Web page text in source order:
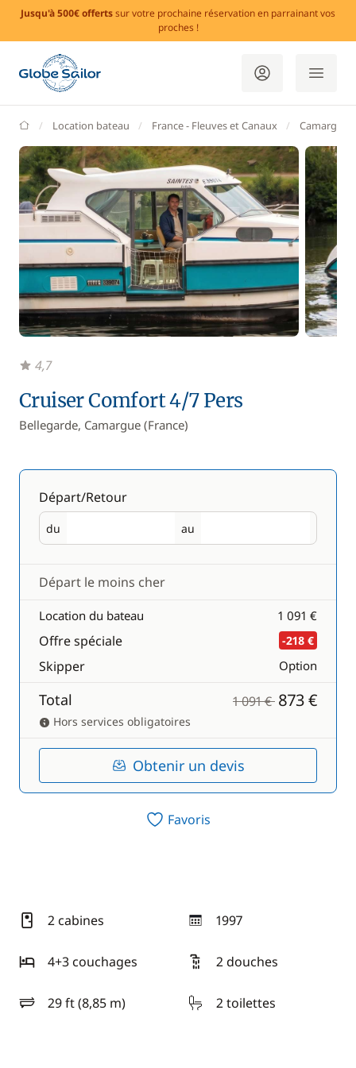
Jusqu'à 500€ offertssur votre prochaine réservation en parrainant vos
proches !
GlobeSailor
Location bateau France - Fleuves et Canaux Camargue
Cruiser Comfort 4/7 Pers
Bellegarde, Camargue (France)
4,7
Départ/Retour
du
Départ au
Retour
Départ le moins cher
Location du bateau 1 091 €
Offre spéciale -218 €
Skipper Option
Total 1 091 € 873 €
Hors services obligatoires
Obtenir un devis
Favoris
2 cabines 1997
année
4+3 couchages
2 douches
29 ft (8,85 m)
longueur 2 toilettes